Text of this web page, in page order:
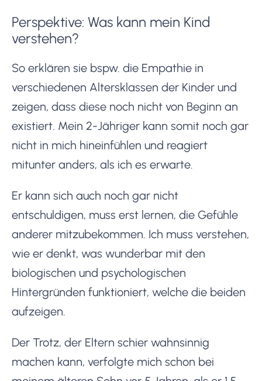
Perspektive: Was kann mein Kind
verstehen?
So erklären sie bspw. die Empathie in
verschiedenen Altersklassen der Kinder und
zeigen, dass diese noch nicht von Beginn an
existiert. Mein 2-Jähriger kann somit noch gar
nicht in mich hineinfühlen und reagiert
mitunter anders, als ich es erwarte.
Er kann sich auch noch gar nicht
entschuldigen, muss erst lernen, die Gefühle
anderer mitzubekommen. Ich muss verstehen,
wie er denkt, was wunderbar mit den
biologischen und psychologischen
Hintergründen funktioniert, welche die beiden
aufzeigen.
Der Trotz, der Eltern schier wahnsinnig
machen kann, verfolgte mich schon bei